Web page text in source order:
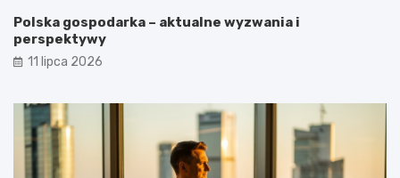
Polska gospodarka – aktualne wyzwania i
perspektywy
11 lipca 2026